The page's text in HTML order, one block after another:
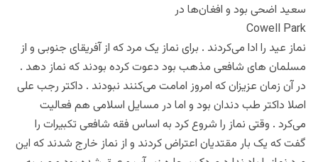
سعید اضحی بود و افغان‌ها در
Cowell Park
نماز عید را ادا می‌کردند . برای نماز یک مرد که از آفریقای جنوبی و از
مسلمان های شافعی مذهب بود دعوت کرده بودند که نماز دهد .
در آن زمان عزیزان که امروز امامت می‌کنند نبودند . داکتر رجب علی
اصلا داکتر طب دندان بود و اما در مسایل اسلامی هم فعالیت
می‌کرد . وقتی نماز را شروع کرد به اساس فقه شافعی تکبیرات را
گفت که یک بار مقتدیان اعتراض کردند و از نماز خارج شدند که این